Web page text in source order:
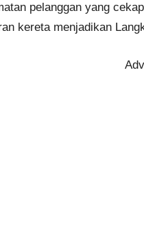
pelanggan yang
kereta menjadikan